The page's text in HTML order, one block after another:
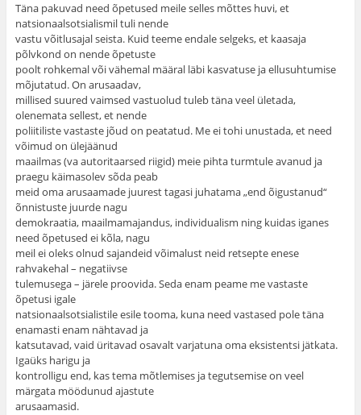
Täna pakuvad need õpetused meile selles mõttes huvi, et
natsionaalsotsialismil tuli nende
vastu võitlusajal seista. Kuid teeme endale selgeks, et kaasaja
põlvkond on nende õpetuste
poolt rohkemal või vähemal määral läbi kasvatuse ja ellusuhtumise
mõjutatud. On arusaadav,
millised suured vaimsed vastuolud tuleb täna veel ületada,
olenemata sellest, et nende
poliitiliste vastaste jõud on peatatud. Me ei tohi unustada, et need
võimud on ülejäänud
maailmas (va autoritaarsed riigid) meie pihta turmtule avanud ja
praegu käimasolev sõda peab
meid oma arusaamade juurest tagasi juhatama „end õigustanud“
õnnistuste juurde nagu
demokraatia, maailmamajandus, individualism ning kuidas iganes
need õpetused ei kõla, nagu
meil ei oleks olnud sajandeid võimalust neid retsepte enese
rahvakehal – negatiivse
tulemusega – järele proovida. Seda enam peame me vastaste
õpetusi igale
natsionaalsotsialistile esile tooma, kuna need vastased pole täna
enamasti enam nähtavad ja
katsutavad, vaid üritavad osavalt varjatuna oma eksistentsi jätkata.
Igaüks harigu ja
kontrolligu end, kas tema mõtlemises ja tegutsemise on veel
märgata möödunud ajastute
arusaamasid.